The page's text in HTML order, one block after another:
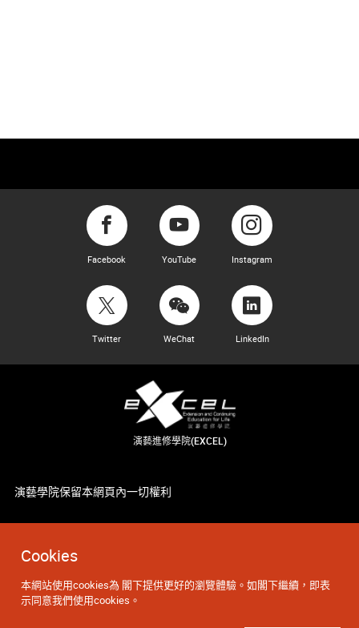
Cookies
本網站使用cookies為 閣下提供更好的瀏覽體驗。如閣下繼續，即表
示同意我們使用cookies。
Facebook YouTube Instagram
Twitter WeChat LinkedIn
演藝進修學院(EXCEL)
演藝學院保留本網頁內一切權利